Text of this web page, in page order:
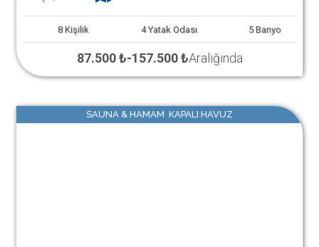
8 Kişilik 4 Yatak Odası 5 Banyo
87.500 ₺-157.500 ₺Aralığında
SAUNA & HAMAM KAPALI HAVUZ